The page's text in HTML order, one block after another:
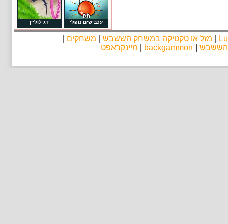
עכבישים נופלי דג לוליין
מזל או טקטיקה במשחק הששבש משחקים
הששבש
backgammon מיינקראפט